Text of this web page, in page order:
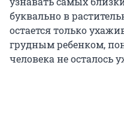
буквально в
остается только
грудным ребенком,
человека не осталось